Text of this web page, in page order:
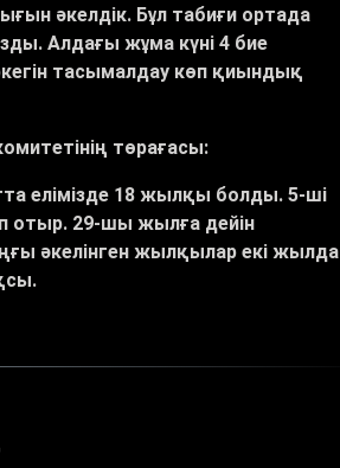
әкелдік. Бұл табиғи ортада
Алдағы жұма күні 4 бие
тасымалдау көп қиындық
төрағасы:
елімізде 18 жылқы болды. 5-ші
отыр. 29-шы жылға дейін
әкелінген жылқылар екі жылда